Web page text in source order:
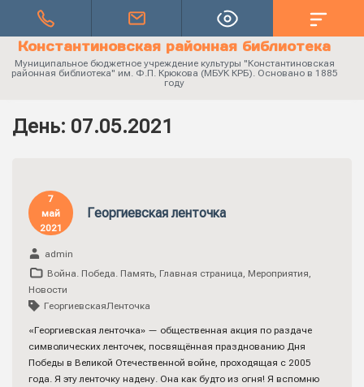
Константиновская районная библиотека
Муниципальное бюджетное учреждение культуры "Константиновская
районная библиотека" им. Ф.П. Крюкова (МБУК КРБ). Основано в 1885
году
День: 07.05.2021
7
май
2021
Георгиевская ленточка
admin
Война. Победа. Память, Главная страница, Мероприятия,
Новости
ГеоргиевскаяЛенточка
«Георгиевская ленточка» — общественная акция по раздаче
символических ленточек, посвящённая празднованию Дня
Победы в Великой Отечественной войне, проходящая с 2005
года. Я эту ленточку надену. Она как будто из огня! Я вспомню